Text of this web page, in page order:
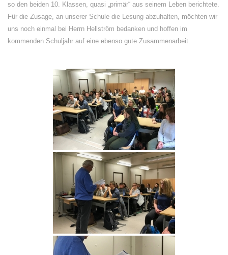
so den beiden 10. Klassen, quasi „primär“ aus seinem Leben berichtete.
Für die Zusage, an unserer Schule die Lesung abzuhalten, möchten wir
uns noch einmal bei Herrn Hellström bedanken und hoffen im
kommenden Schuljahr auf eine ebenso gute Zusammenarbeit.